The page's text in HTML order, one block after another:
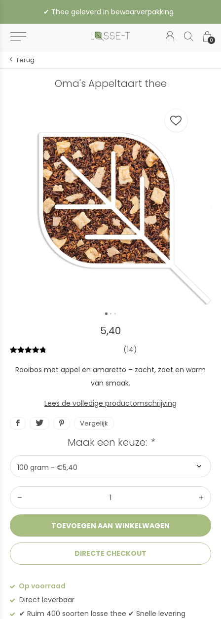
0
✔︎ Thee geleverd in bewaarverpakking
Terug
Oma's Appeltaart thee
5,40
(14)
Rooibos met appel en amaretto – zacht, zoet en warm
van smaak.
Lees de volledige productomschrijving
Vergelijk
Maak een keuze: *
TOEVOEGEN AAN WINKELWAGEN
DIRECTE CHECKOUT
Op voorraad
Direct leverbaar
✔︎ Ruim 400 soorten losse thee ✔︎ Snelle levering